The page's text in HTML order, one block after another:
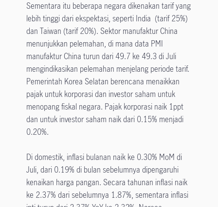
Sementara itu beberapa negara dikenakan tarif yang
lebih tinggi dari ekspektasi, seperti India (tarif 25%)
dan Taiwan (tarif 20%). Sektor manufaktur China
menunjukkan pelemahan, di mana data PMI
manufaktur China turun dari 49.7 ke 49.3 di Juli
mengindikasikan pelemahan menjelang periode tarif.
Pemerintah Korea Selatan berencana menaikkan
pajak untuk korporasi dan investor saham untuk
menopang fiskal negara. Pajak korporasi naik 1ppt
dan untuk investor saham naik dari 0.15% menjadi
0.20%.
Di domestik, inflasi bulanan naik ke 0.30% MoM di
Juli, dari 0.19% di bulan sebelumnya dipengaruhi
kenaikan harga pangan. Secara tahunan inflasi naik
ke 2.37% dari sebelumnya 1.87%, sementara inflasi